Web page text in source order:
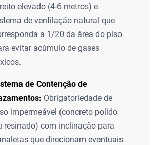
elevado (4-6 metros) e
de ventilação natural que
a 1/20 da área do piso
evitar acúmulo de gases
de Contenção de
Obrigatoriedade de
impermeável (concreto polido
resinado) com inclinação para
que direcionam eventuais